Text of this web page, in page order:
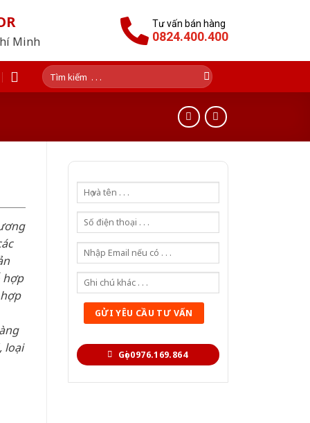
Minh
Tư vấn bán hàng
0824.400.400
Tìm
kiếm:
Gọi 0976.169.864
hợp
loại